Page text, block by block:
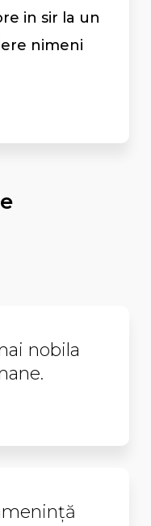
in sir la un
nimeni
nobila